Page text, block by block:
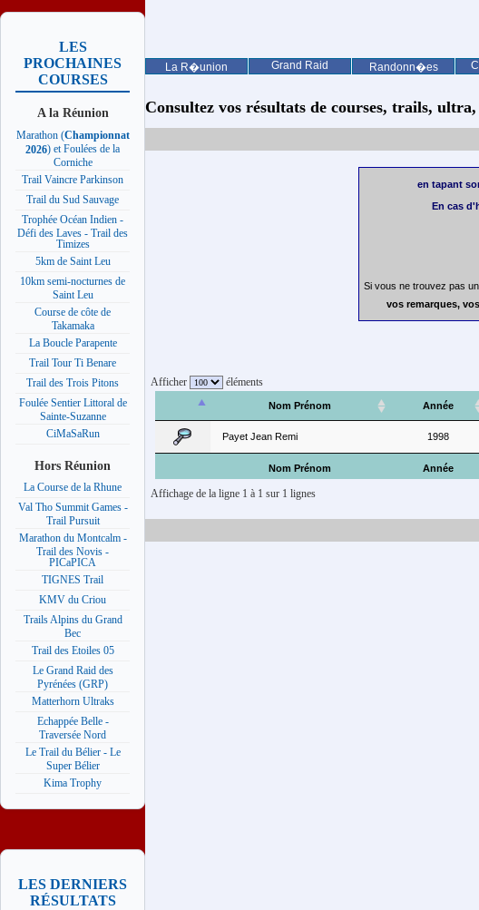
La R�union Grand Raid Randonn�es
LES
PROCHAINES
COURSES
A la Réunion
Marathon (Championnat
2026) et Foulées de la
Corniche
Trail Vaincre Parkinson
Trail du Sud Sauvage
Trophée Océan Indien -
Défi des Laves - Trail des
Timizes
5km de Saint Leu
10km semi-nocturnes de
Saint Leu
Course de côte de
Takamaka
La Boucle Parapente
Trail Tour Ti Benare
Trail des Trois Pitons
Foulée Sentier Littoral de
Sainte-Suzanne
CiMaSaRun
Hors Réunion
La Course de la Rhune
Val Tho Summit Games -
Trail Pursuit
Marathon du Montcalm -
Trail des Novis -
PICaPICA
TIGNES Trail
KMV du Criou
Trails Alpins du Grand
Bec
Trail des Etoiles 05
Le Grand Raid des
Pyrénées (GRP)
Matterhorn Ultraks
Echappée Belle -
Traversée Nord
Le Trail du Bélier - Le
Super Bélier
Kima Trophy
LES DERNIERS
RÉSULTATS
Consultez vos résultats de courses, trails,
en tapant
En cas
Si vous ne trouvez pas
vos remarques,
Afficher éléments
Nom Prénom Année
Nom Prénom Année
Payet Jean Remi 1998
Affichage de la ligne 1 à 1 sur 1 lignes